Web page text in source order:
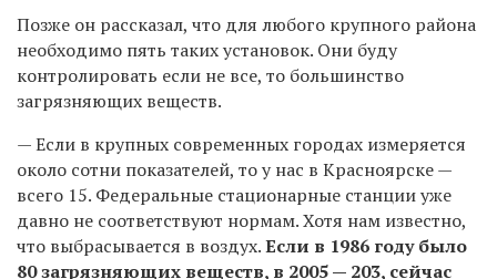
Позже он рассказал, что для любого крупного района
необходимо пять таких установок. Они буду
контролировать если не все, то большинство
загрязняющих веществ.
— Если в крупных современных городах измеряется
около сотни показателей, то у нас в Красноярске —
всего 15. Федеральные стационарные станции уже
давно не соответствуют нормам. Хотя нам известно,
что выбрасывается в воздух.Если в 1986 году было
80 загрязняющих веществ, в 2005 — 203, сейчас